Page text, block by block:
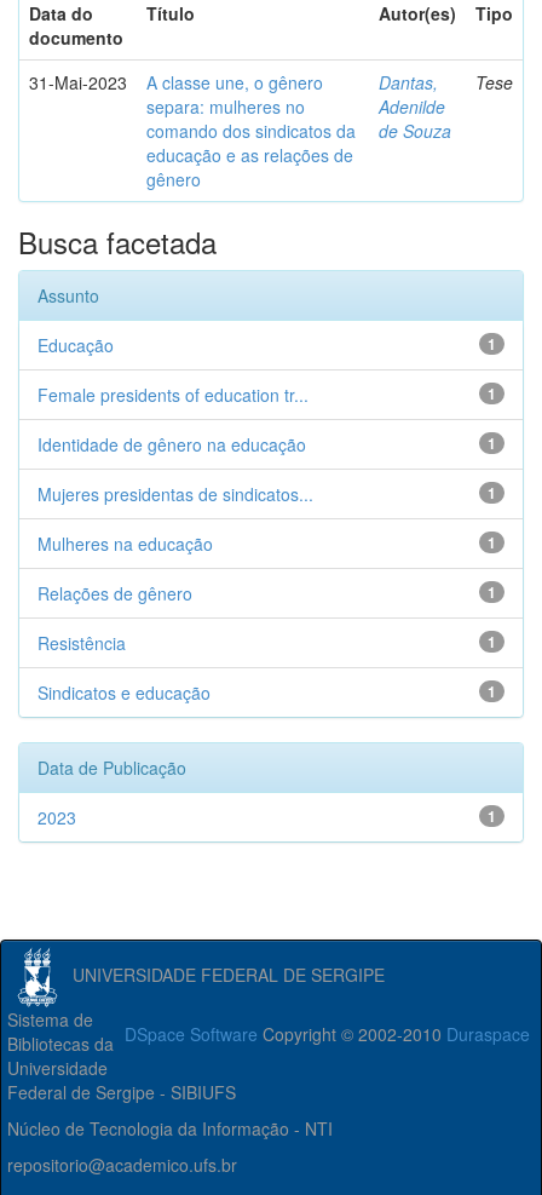
Data do
documento
Título Autor(es) Tipo
31-Mai-2023
A classe une, o gênero
separa: mulheres no
comando dos sindicatos da
educação e as relações de
gênero
Dantas,
Adenilde
de Souza
Tese
Busca facetada
Assunto
1
Educação
1
Female presidents of education tr...
1
Identidade de gênero na educação
1
Mujeres presidentas de sindicatos...
1
Mulheres na educação
1
Relações de gênero
1
Resistência
1
Sindicatos e educação
Data de Publicação
1
2023
UNIVERSIDADE FEDERAL DE SERGIPE
DSpace Software Copyright © 2002-2010 Duraspace
Sistema de
Bibliotecas da
Universidade
Federal de Sergipe - SIBIUFS
Núcleo de Tecnologia da Informação - NTI
repositorio@academico.ufs.br